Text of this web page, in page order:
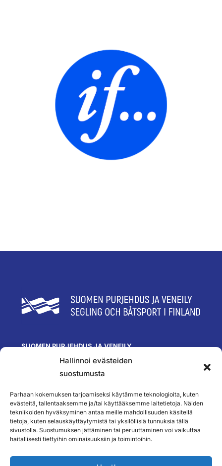
Hallinnoi evästeiden
suostumusta
Parhaan kokemuksen tarjoamiseksi käytämme teknologioita, kuten
evästeitä, tallentaaksemme ja/tai käyttääksemme laitetietoja. Näiden
tekniikoiden hyväksyminen antaa meille mahdollisuuden käsitellä
tietoja, kuten selauskäyttäytymistä tai yksilöllisiä tunnuksia tällä
sivustolla. Suostumuksen jättäminen tai peruuttaminen voi vaikuttaa
haitallisesti tiettyihin ominaisuuksiin ja toimintoihin.
SUOMEN PURJEHDUS JA VENEILY
Olympiastadion
Paavo Nurmen tie 1
toimisto@spv.fi
Yhteystiedot
SEURAA MEITÄ
TILAA UUTISKIRJEEMME